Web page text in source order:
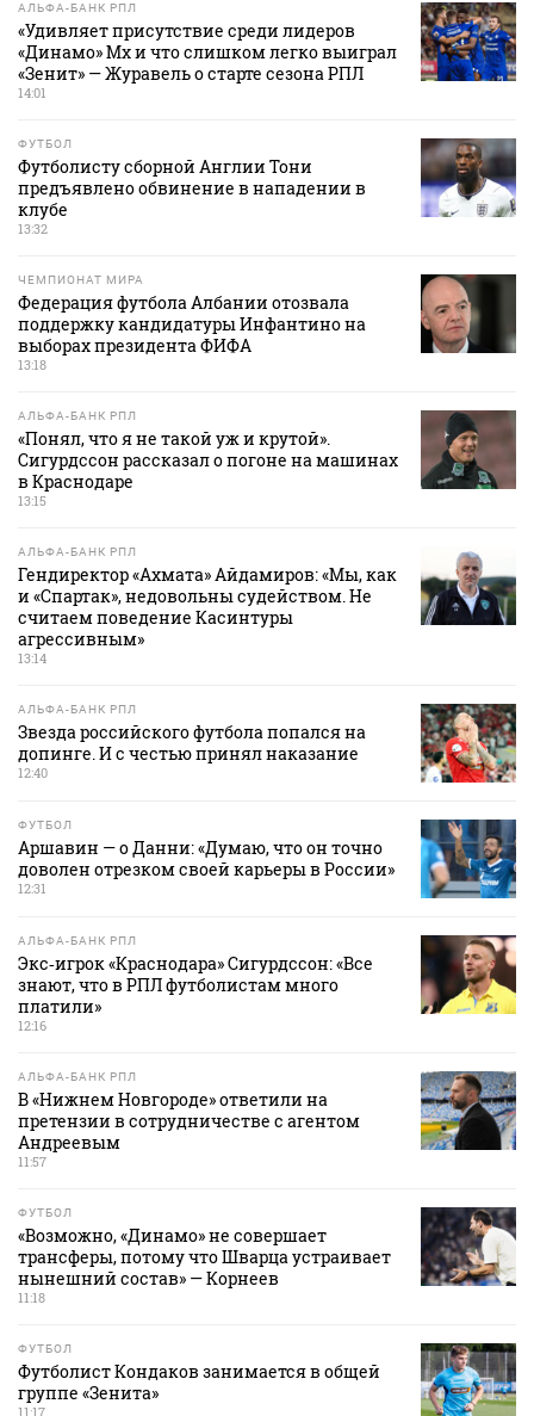
АЛЬФА-БАНК РПЛ
«Удивляет присутствие среди лидеров
«Динамо» Мх и что слишком легко выиграл
«Зенит» — Журавель о старте сезона РПЛ
14:01
ФУТБОЛ
Футболисту сборной Англии Тони
предъявлено обвинение в нападении в
клубе
13:32
ЧЕМПИОНАТ МИРА
Федерация футбола Албании отозвала
поддержку кандидатуры Инфантино на
выборах президента ФИФА
13:18
АЛЬФА-БАНК РПЛ
«Понял, что я не такой уж и крутой».
Сигурдссон рассказал о погоне на машинах
в Краснодаре
13:15
АЛЬФА-БАНК РПЛ
Гендиректор «Ахмата» Айдамиров: «Мы, как
и «Спартак», недовольны судейством. Не
считаем поведение Касинтуры
агрессивным»
13:14
АЛЬФА-БАНК РПЛ
Звезда российского футбола попался на
допинге. И с честью принял наказание
12:40
ФУТБОЛ
Аршавин — о Данни: «Думаю, что он точно
доволен отрезком своей карьеры в России»
12:31
АЛЬФА-БАНК РПЛ
Экс‑игрок «Краснодара» Сигурдссон: «Все
знают, что в РПЛ футболистам много
платили»
12:16
АЛЬФА-БАНК РПЛ
В «Нижнем Новгороде» ответили на
претензии в сотрудничестве с агентом
Андреевым
11:57
ФУТБОЛ
«Возможно, «Динамо» не совершает
трансферы, потому что Шварца устраивает
нынешний состав» — Корнеев
11:18
ФУТБОЛ
Футболист Кондаков занимается в общей
группе «Зенита»
11:17